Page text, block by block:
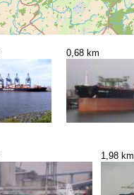
0,68 km
1,98 km